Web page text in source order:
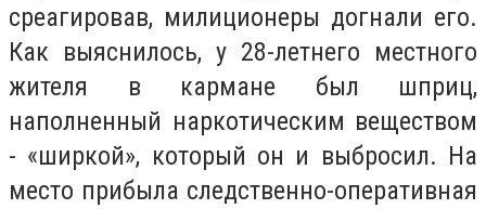
среагировав, милиционеры догнали его.
Как выяснилось, у 28-летнего местного
жителя в кармане был шприц,
наполненный наркотическим веществом
- «ширкой», который он и выбросил. На
место прибыла следственно-оперативная